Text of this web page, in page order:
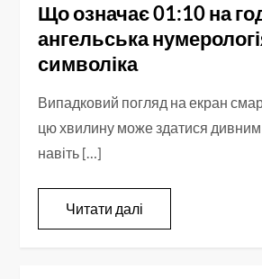
Що означає 01:10 на
ангельська
символіка
Випадковий погляд на екран
цю хвилину може здатися дивним
навіть […]
Читати далі